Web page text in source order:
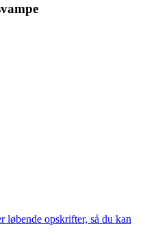
løbende opskrifter, så du kan